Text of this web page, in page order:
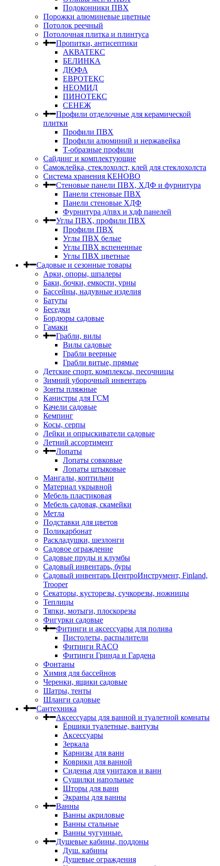
Подоконники ПВХ
Порожки алюминевые цветные
Потолок реечный
Потолочная плитка и плинтуса
Пропитки, антисептики
АКВАТЕКС
БЕЛИНКА
ДЮФА
ЕВРОТЕКС
НЕОМИД
ПИНОТЕКС
СЕНЕЖ
Профили отделочные для керамической
плитки
Профили ПВХ
Профили алюминий и нержавейка
Т-образные профили
Сайдинг и комплектующие
Самоклейка, стеклохолст, клей для стеклохолста
Система хранения КЕНОВО
Стеновые панели ПВХ, ХДФ и фурнитура
Панели стеновые ПВХ
Панели стеновые ХДФ
Фурнитура д/пвх и хдф панелей
Углы ПВХ, профили ПВХ
Профили ПВХ
Углы ПВХ белые
Углы ПВХ вспененные
Углы ПВХ цветные
Садовые и сезонные товары
Арки, опоры, шпалеры
Баки, бочки, емкости, урны
Бассейны, надувные изделия
Батуты
Беседки
Бордюры садовые
Гамаки
Грабли, вилы
Вилы садовые
Грабли веерные
Грабли витые, прямые
Детские спорт. комплексы, песочницы
Зимний уборочный инвентарь
Зонты пляжные
Канистры для ГСМ
Качели садовые
Кемпинг
Косы, серпы
Лейки и опрыскиватели садовые
Летний ассортимент
Лопаты
Лопаты совковые
Лопаты штыковые
Мангалы, коптильни
Материал укрывной
Мебель пластиковая
Мебель садовая, скамейки
Метла
Подставки для цветов
Поликарбонат
Раскладушки, шезлонги
Садовое ограждение
Садовые пруды и клумбы
Садовый инвентарь, буры
Садовый инвентарь ЦентроИнструмент, Finland,
Trooper
Секаторы, кусторезы, сучкорезы, ножницы
Теплицы
Тяпки, мотыги, плоскорезы
Фигурки садовые
Фитинги и аксессуары для полива
Пистолеты, распылители
Фитинги RACO
Фитинги Гринда и Гардена
Фонтаны
Химия для бассейнов
Черенки, ящики садовые
Шатры, тенты
Шланги садовые
Сантехника
Аксессуары для ванной и туалетной комнаты
Ёршики туалетные, вантузы
Аксессуары
Зеркала
Карнизы для ванн
Коврики для ванной
Сиденья для унитазов и ванн
Сушилки напольные
Шторы для ванн
Экраны для ванны
Ванны
Ванны акриловые
Ванны стальные
Ванны чугунные.
Душевые кабины, поддоны
Душ. кабины
Душевые ограждения